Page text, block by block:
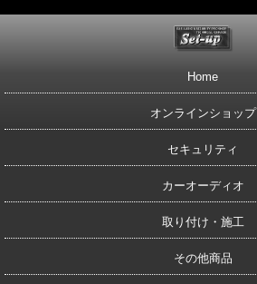
Home
オンラインショップ
セキュリティ
カーオーディオ
取り付け・施工
その他商品